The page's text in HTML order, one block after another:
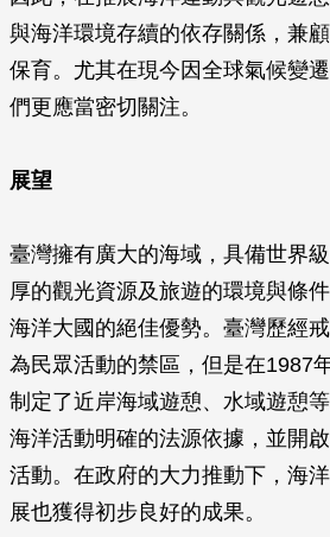
與海洋環境存續的依存關係，兼
保育。尤其在現今因全球氣候變
們更應當密切關注。
展望
臺灣擁有廣大的海域，具備世界
厚的觀光資源及旅遊的環境與條
海洋大國的絕佳優勢。臺灣歷經
為民眾活動的禁區，但是在1987
制定了近岸海域遊憩、水域遊憩
海洋活動明確的法源依據，並開
活動。在政府的大力推動下，海
展也獲得初步良好的成果。